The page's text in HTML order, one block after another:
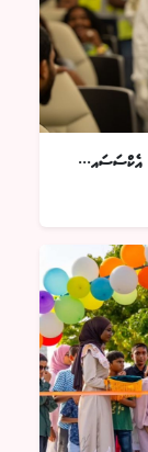
އެކްސަސައ...